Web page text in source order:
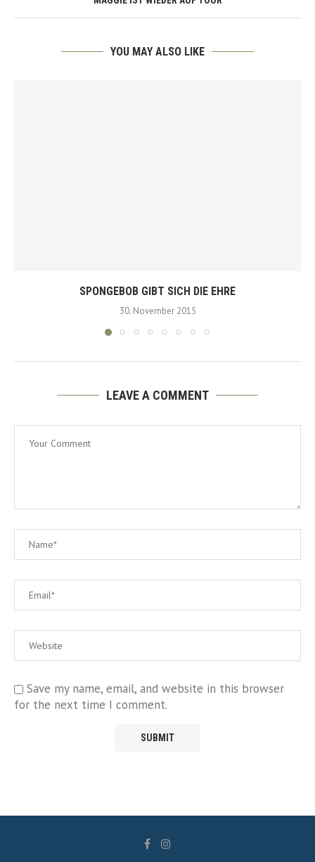
YOU MAY ALSO LIKE
SPONGEBOB GIBT SICH DIE EHRE
30. November 2015
LEAVE A COMMENT
Save my name, email, and website in this browser
for the next time I comment.